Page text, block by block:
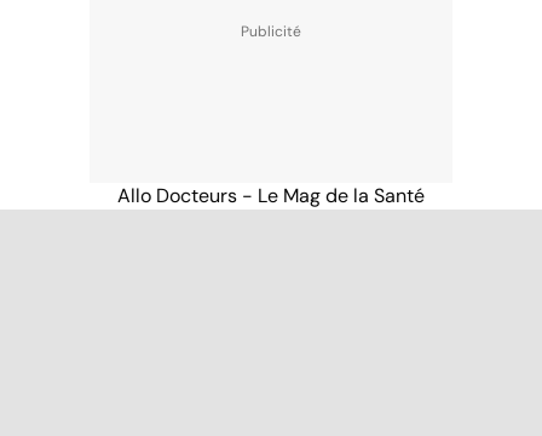
Allo Docteurs - Le Mag de la Santé